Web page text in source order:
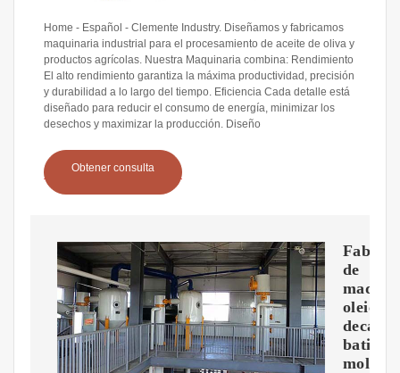
Home - Español - Clemente Industry. Diseñamos y fabricamos
maquinaria industrial para el procesamiento de aceite de oliva y
productos agrícolas. Nuestra Maquinaria combina: Rendimiento
El alto rendimiento garantiza la máxima productividad, precisión
y durabilidad a lo largo del tiempo. Eficiencia Cada detalle está
diseñado para reducir el consumo de energía, minimizar los
desechos y maximizar la producción. Diseño
Obtener consulta
de
molinos